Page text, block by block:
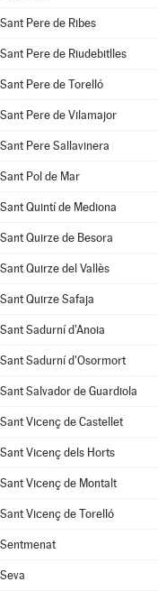
Sant Pere de Ribes
Sant Pere de Riudebitlles
Sant Pere de Torelló
Sant Pere de Vilamajor
Sant Pere Sallavinera
Sant Pol de Mar
Sant Quintí de Mediona
Sant Quirze de Besora
Sant Quirze del Vallès
Sant Quirze Safaja
Sant Sadurní d'Anoia
Sant Sadurní d'Osormort
Sant Salvador de Guardiola
Sant Vicenç de Castellet
Sant Vicenç dels Horts
Sant Vicenç de Montalt
Sant Vicenç de Torelló
Sentmenat
Seva